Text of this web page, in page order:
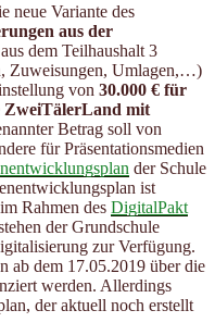
neue Variante des
aus der
aus dem Teilhaushalt 3
Zuweisungen, Umlagen,…)
von 30.000 € für
ZweiTälerLand mit
Betrag soll von
für Präsentationsmedien
der Schule
ist
Rahmen des DigitalPakt
der Grundschule
zur Verfügung.
ab dem 17.05.2019 über die
werden. Allerdings
der aktuell noch erstellt